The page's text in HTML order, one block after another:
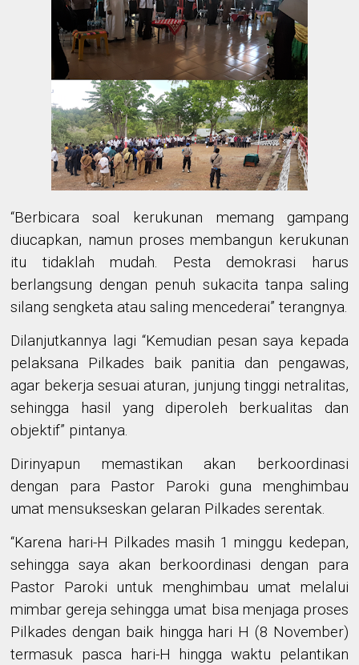
“Berbicara soal kerukunan memang gampang
diucapkan, namun proses membangun kerukunan
itu tidaklah mudah. Pesta demokrasi harus
berlangsung dengan penuh sukacita tanpa saling
silang sengketa atau saling mencederai” terangnya.
Dilanjutkannya lagi “Kemudian pesan saya kepada
pelaksana Pilkades baik panitia dan pengawas,
agar bekerja sesuai aturan, junjung tinggi netralitas,
sehingga hasil yang diperoleh berkualitas dan
objektif” pintanya.
Dirinyapun memastikan akan berkoordinasi
dengan para Pastor Paroki guna menghimbau
umat mensukseskan gelaran Pilkades serentak.
“Karena hari-H Pilkades masih 1 minggu kedepan,
sehingga saya akan berkoordinasi dengan para
Pastor Paroki untuk menghimbau umat melalui
mimbar gereja sehingga umat bisa menjaga proses
Pilkades dengan baik hingga hari H (8 November)
termasuk pasca hari-H hingga waktu pelantikan